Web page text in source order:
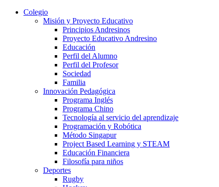
Colegio
Misión y Proyecto Educativo
Principios Andresinos
Proyecto Educativo Andresino
Educación
Perfil del Alumno
Perfil del Profesor
Sociedad
Familia
Innovación Pedagógica
Programa Inglés
Programa Chino
Tecnología al servicio del aprendizaje
Programación y Robótica
Método Singapur
Project Based Learning y STEAM
Educación Financiera
Filosofía para niños
Deportes
Rugby